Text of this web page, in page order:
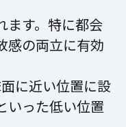
ます。特に都会
感の両立に有効
に近い位置に設
いった低い位置